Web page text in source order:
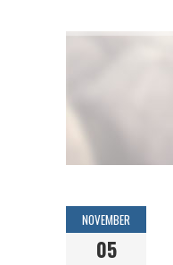
NOVEMBER
05